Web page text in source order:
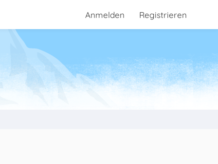
Anmelden Registrieren